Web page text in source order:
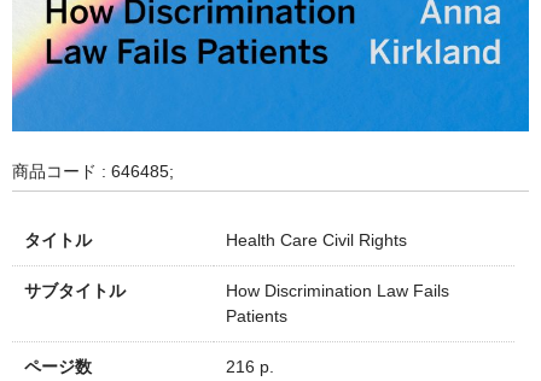
商品コード : 646485;
タイトル Health Care Civil Rights
サブタイトル
How Discrimination Law Fails
Patients
ページ数 216 p.